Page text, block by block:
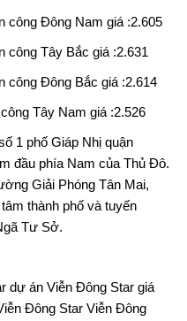
công Đông Nam giá :2.605
công Tây Bắc giá :2.631
công Đông Bắc giá :2.614
Tây Nam giá :2.526
1 phố Giáp Nhị quận
đầu phía Nam của Thủ Đô.
Giải Phóng Tân Mai,
thành phố và tuyến
Tư Sở.
dự án Viễn Đông Star giá
Đông Star Viễn Đông